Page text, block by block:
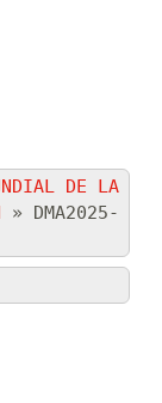
DE LA
» DMA2025-